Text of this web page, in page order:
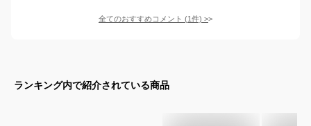
全てのおすすめコメント (1件) >
ランキング内で紹介されている商品